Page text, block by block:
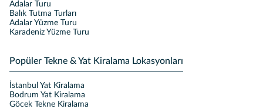
Adalar Turu
Balık Tutma Turları
Adalar Yüzme Turu
Karadeniz Yüzme Turu
Popüler Tekne & Yat Kiralama Lokasyonları
İstanbul Yat Kiralama
Bodrum Yat Kiralama
Göcek Tekne Kiralama